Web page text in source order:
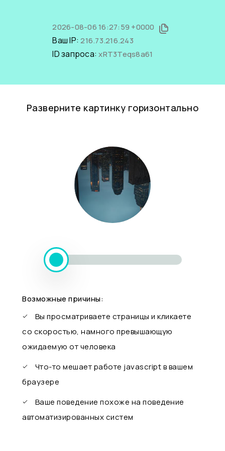
2026-08-06 16:27:59 +0000
Ваш IP:216.73.216.243
ID запроса:xRT3Teqs8a61
Разверните картинку горизонтально
Возможные причины:
Вы просматриваете страницы и кликаете
со скоростью, намного превышающую
ожидаемую от человека
Что-то мешает работе javascript в вашем
браузере
Ваше поведение похоже на поведение
автоматизированных систем